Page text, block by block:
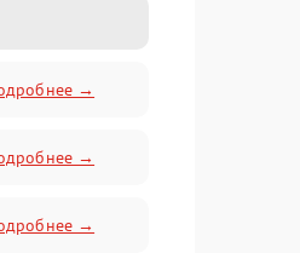
→
→
→